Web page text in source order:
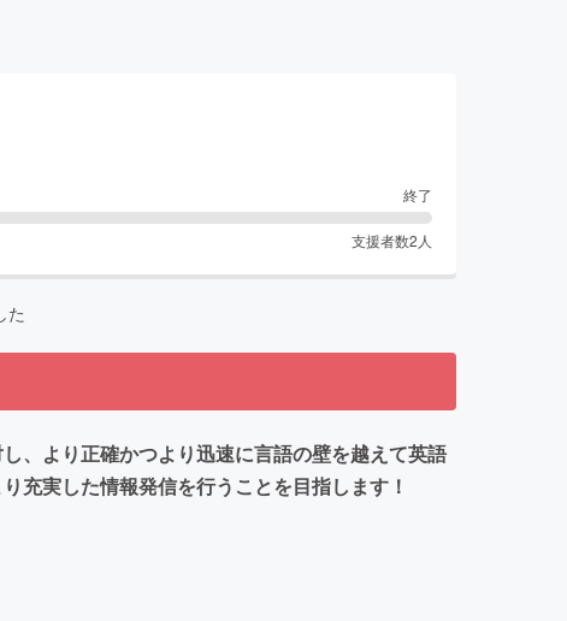
終了
支援者数2 人
た
、より正確かつより迅速に言語の壁を越えて英語
充実した情報発信を行うことを目指します！